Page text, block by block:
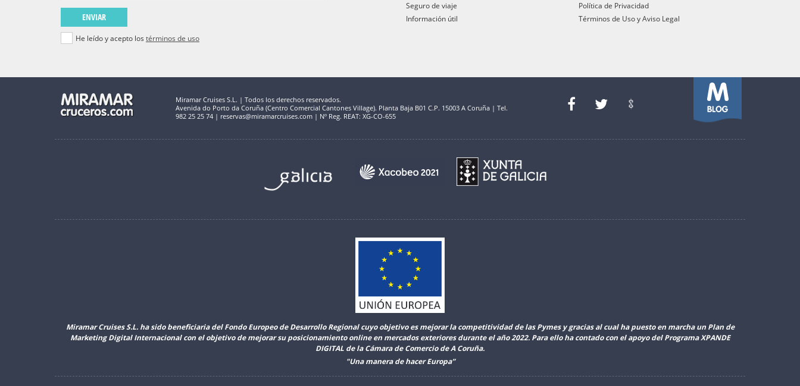
ENVIAR
He leído y acepto los términos de uso
Seguro de viaje
Información útil
Política de Privacidad
Términos de Uso y Aviso Legal
Miramar Cruises S.L. | Todos los derechos reservados.
Avenida do Porto da Coruña (Centro Comercial Cantones Village). Planta Baja B01 C.P. 15003 A Coruña | Tel.
982 25 25 74 | reservas@miramarcruises.com | Nº Reg. REAT: XG-CO-655
Miramar Cruises S.L. ha sido beneficiaria del Fondo Europeo de Desarrollo Regional cuyo objetivo es mejorar la competitividad de las Pymes y gracias al cual ha puesto en marcha un Plan de
Marketing Digital Internacional con el objetivo de mejorar su posicionamiento online en mercados exteriores durante el año 2022. Para ello ha contado con el apoyo del Programa XPANDE
DIGITAL de la Cámara de Comercio de A Coruña.
"Una manera de hacer Europa”